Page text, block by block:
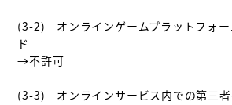
(3-2)　オンラインゲームプラットフォ
ド
→不許可
(3-3)　オンラインサービス内での第三